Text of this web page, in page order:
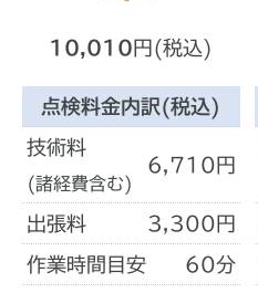
10,010 円(税込)
点検料金内訳(税込)
技術料
(諸経費含む)
6,710円
出張料 3,300円
作業時間目安 60分